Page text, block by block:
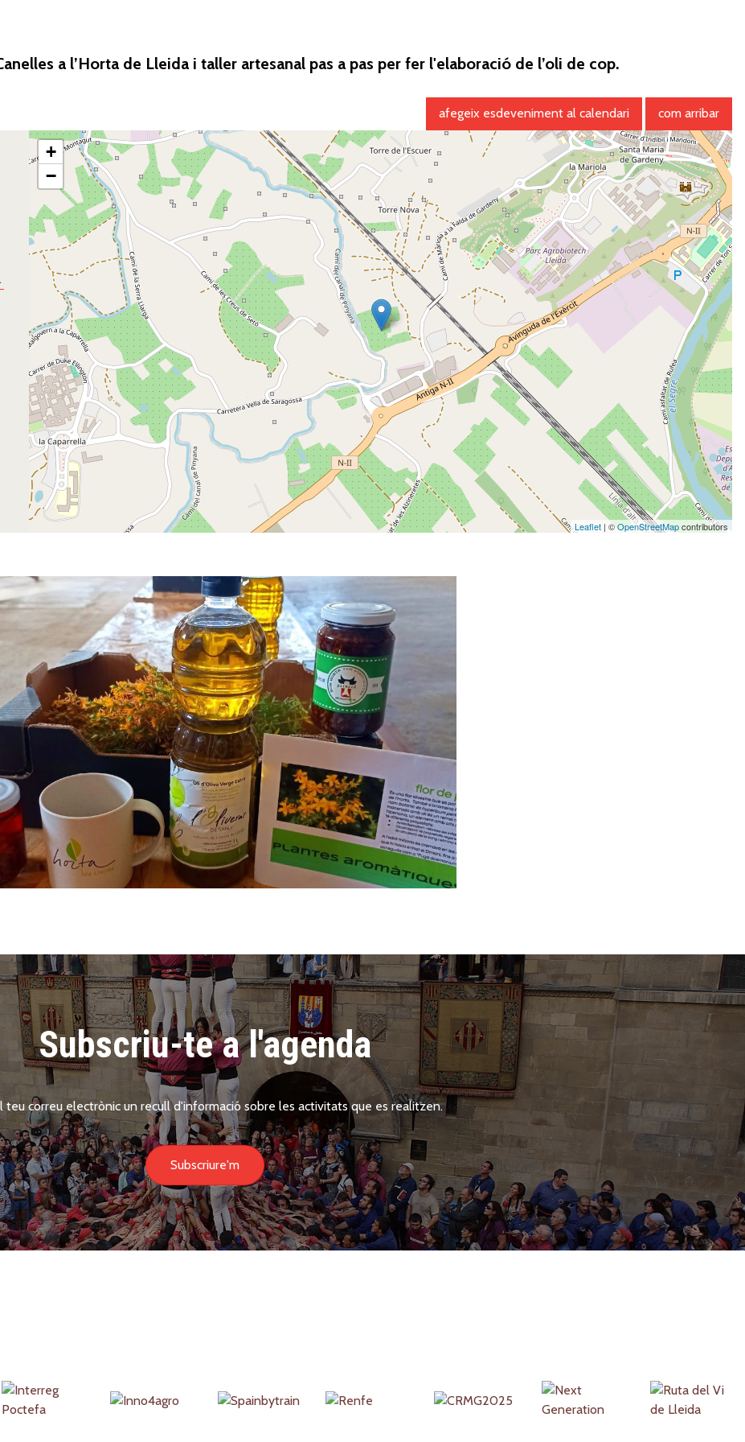
a l’Horta de Lleida i taller artesanal pas a pas per fer l'elaboració de l’oli de cop.
perico/
afegeix esdeveniment al calendari com arribar
+
−
Leaflet| ©OpenStreetMapcontributors
Subscriu-te a l'agenda
teu correu electrònic un recull d'informació sobre les activitats que es realitzen.
Subscriure'm